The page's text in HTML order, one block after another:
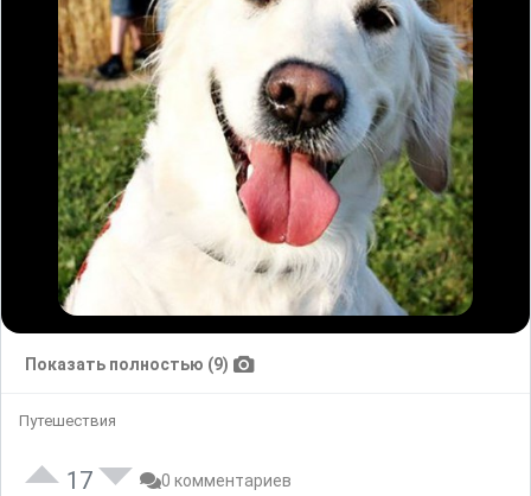
Показать полностью (9)
Путешествия
17 0 комментариев